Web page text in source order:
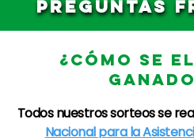
PREGUNTAS
¿CÓMO SE
Todos nuestros sorteos se
Nacional para la